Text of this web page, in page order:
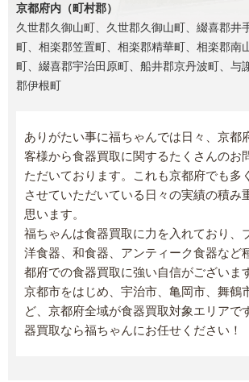
京都府内（町村郡）
久世郡久御山町、久世郡久御山町、綴喜郡井
町、相楽郡笠置町、相楽郡精華町、相楽郡南
町、綴喜郡宇治田原町、船井郡京丹波町、与
郡伊根町
ありがたい事に福ちゃんでは日々、京都
客様から食器買取に関するたくさんのお
ただいております。これも京都府でも多
させていただいている日々の実績の積み
思います。
福ちゃんは食器買取に力を入れており、
洋食器、和食器、アンティーク食器など
都府での食器買取に強い自信がございま
京都市をはじめ、宇治市、亀岡市、舞鶴
ど、京都府全域が食器買取対象エリアで
器買取なら福ちゃんにお任せください！